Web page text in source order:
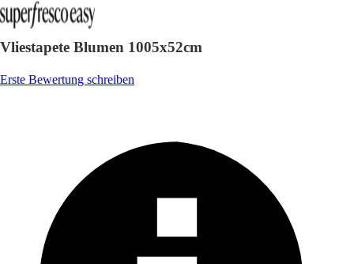
Vliestapete Blumen 1005x52cm
Erste Bewertung schreiben